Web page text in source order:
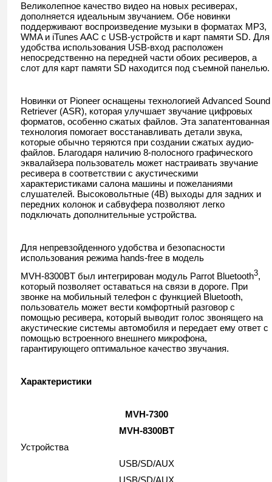
Великолепное качество видео на новых ресиверах,
дополняется идеальным звучанием. Обе новинки
поддерживают воспроизведение музыки в форматах MP3,
WMA и iTunes AAC с USB-устройств и карт памяти SD. Для
удобства использования USB-вход расположен
непосредственно на передней части обоих ресиверов, а
слот для карт памяти SD находится под съемной панелью.
Новинки от Pioneer оснащены технологией Advanced Sound
Retriever (ASR), которая улучшает звучание цифровых
форматов, особенно сжатых файлов. Эта запатентованная
технология помогает восстанавливать детали звука,
которые обычно теряются при создании сжатых аудио-
файлов. Благодаря наличию 8-полосного графического
эквалайзера пользователь может настраивать звучание
ресивера в соответствии с акустическими
характеристиками салона машины и пожеланиями
слушателей. Высоковольтные (4В) выходы для задних и
передних колонок и сабвуфера позволяют легко
подключать дополнительные устройства.
Для непревзойденного удобства и безопасности
использования режима hands-free в модель
MVH-8300BT был интегрирован модуль Parrot Bluetooth3,
который позволяет оставаться на связи в дороге. При
звонке на мобильный телефон с функцией Bluetooth,
пользователь может вести комфортный разговор с
помощью ресивера, который выводит голос звонящего на
акустические системы автомобиля и передает ему ответ с
помощью встроенного внешнего микрофона,
гарантирующего оптимальное качество звучания.
Характеристики
MVH-7300
MVH-8300BT
Устройства
USB/SD/AUX